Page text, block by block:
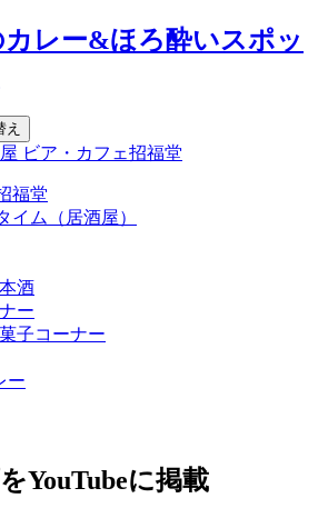
カレー&ほろ酔いスポッ
え
福堂
イム（居酒屋）
酒
ー
子コーナー
ー
YouTubeに掲載